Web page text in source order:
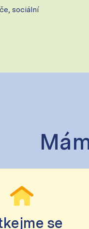
sociální
se